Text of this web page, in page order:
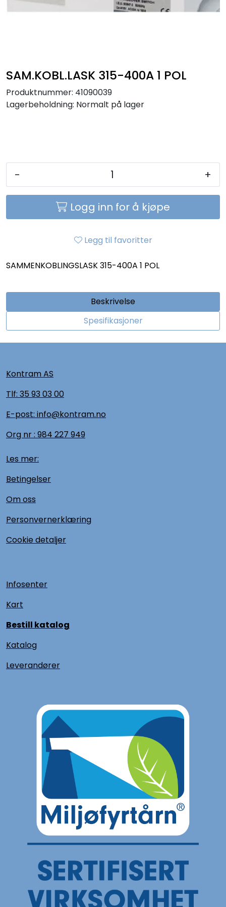
SAM.KOBL.LASK 315-400A 1 POL
Produktnummer: 41090039
Lagerbeholdning: Normalt på lager
- +
Logg inn for å kjøpe
Legg til favoritter
SAMMENKOBLINGSLASK 315-400A 1 POL
Beskrivelse
Spesifikasjoner
Kontram AS
Tlf: 35 93 03 00
E-post: info@kontram.no
Org nr : 984 227 949
Les mer:
Betingelser
Om oss
Personvernerklæring
Cookie detaljer
Infosenter
Kart
Bestill katalog
Katalog
Leverandører
Sikringer